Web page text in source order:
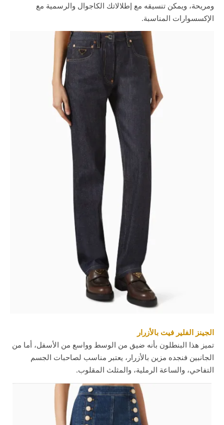
ومريحة، ويمكن تنسيقه مع إطلالاتك الكاجوال والرسمية مع
الإكسسوارات المناسبة.
الجينز الفلير فيت بالأزرار
تميز هذا البنطلون بأنه ضيق من الوسط وواسع من الأسفل، أما من
الجانبين فنجده مزين بالأزرار، يعتبر مناسب لصاحبات الجسم
التفاحي، والساعة الرملية، والمثلث المقلوب.